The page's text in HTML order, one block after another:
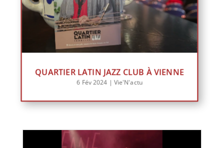
QUARTIER LATIN JAZZ CLUB À VIENNE
6 Fév 2024 | Vie'N'actu